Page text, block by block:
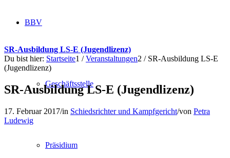
BBV
Geschäftsstelle
Präsidium
SR-Ausbildung LS-E (Jugendlizenz)
Du bist hier: Startseite1 / Veranstaltungen2 / SR-Ausbildung LS-E
(Jugendlizenz)
SR-Ausbildung LS-E (Jugendlizenz)
17. Februar 2017/in Schiedsrichter und Kampfgericht/von Petra
Ludewig